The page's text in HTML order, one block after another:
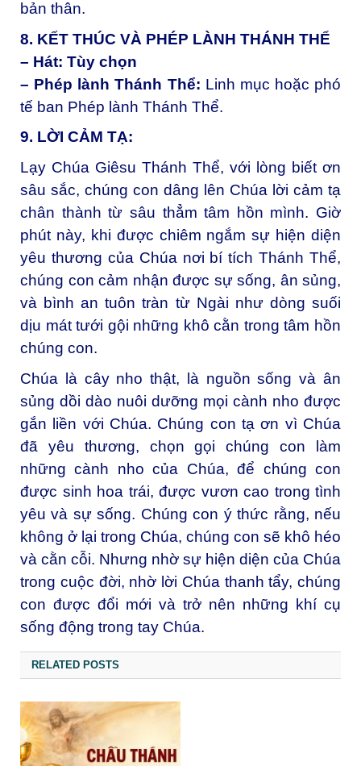
bản thân.
8. KẾT THÚC VÀ PHÉP LÀNH THÁNH THỂ
– Hát: Tùy chọn
– Phép lành Thánh Thể: Linh mục hoặc phó
tế ban Phép lành Thánh Thể.
9. LỜI CẢM TẠ:
Lạy Chúa Giêsu Thánh Thể, với lòng biết ơn
sâu sắc, chúng con dâng lên Chúa lời cảm tạ
chân thành từ sâu thẳm tâm hồn mình. Giờ
phút này, khi được chiêm ngắm sự hiện diện
yêu thương của Chúa nơi bí tích Thánh Thể,
chúng con cảm nhận được sự sống, ân sủng,
và bình an tuôn tràn từ Ngài như dòng suối
dịu mát tưới gội những khô cằn trong tâm hồn
chúng con.
Chúa là cây nho thật, là nguồn sống và ân
sủng dồi dào nuôi dưỡng mọi cành nho được
gắn liền với Chúa. Chúng con tạ ơn vì Chúa
đã yêu thương, chọn gọi chúng con làm
những cành nho của Chúa, để chúng con
được sinh hoa trái, được vươn cao trong tình
yêu và sự sống. Chúng con ý thức rằng, nếu
không ở lại trong Chúa, chúng con sẽ khô héo
và cằn cỗi. Nhưng nhờ sự hiện diện của Chúa
trong cuộc đời, nhờ lời Chúa thanh tẩy, chúng
con được đổi mới và trở nên những khí cụ
sống động trong tay Chúa.
RELATED POSTS